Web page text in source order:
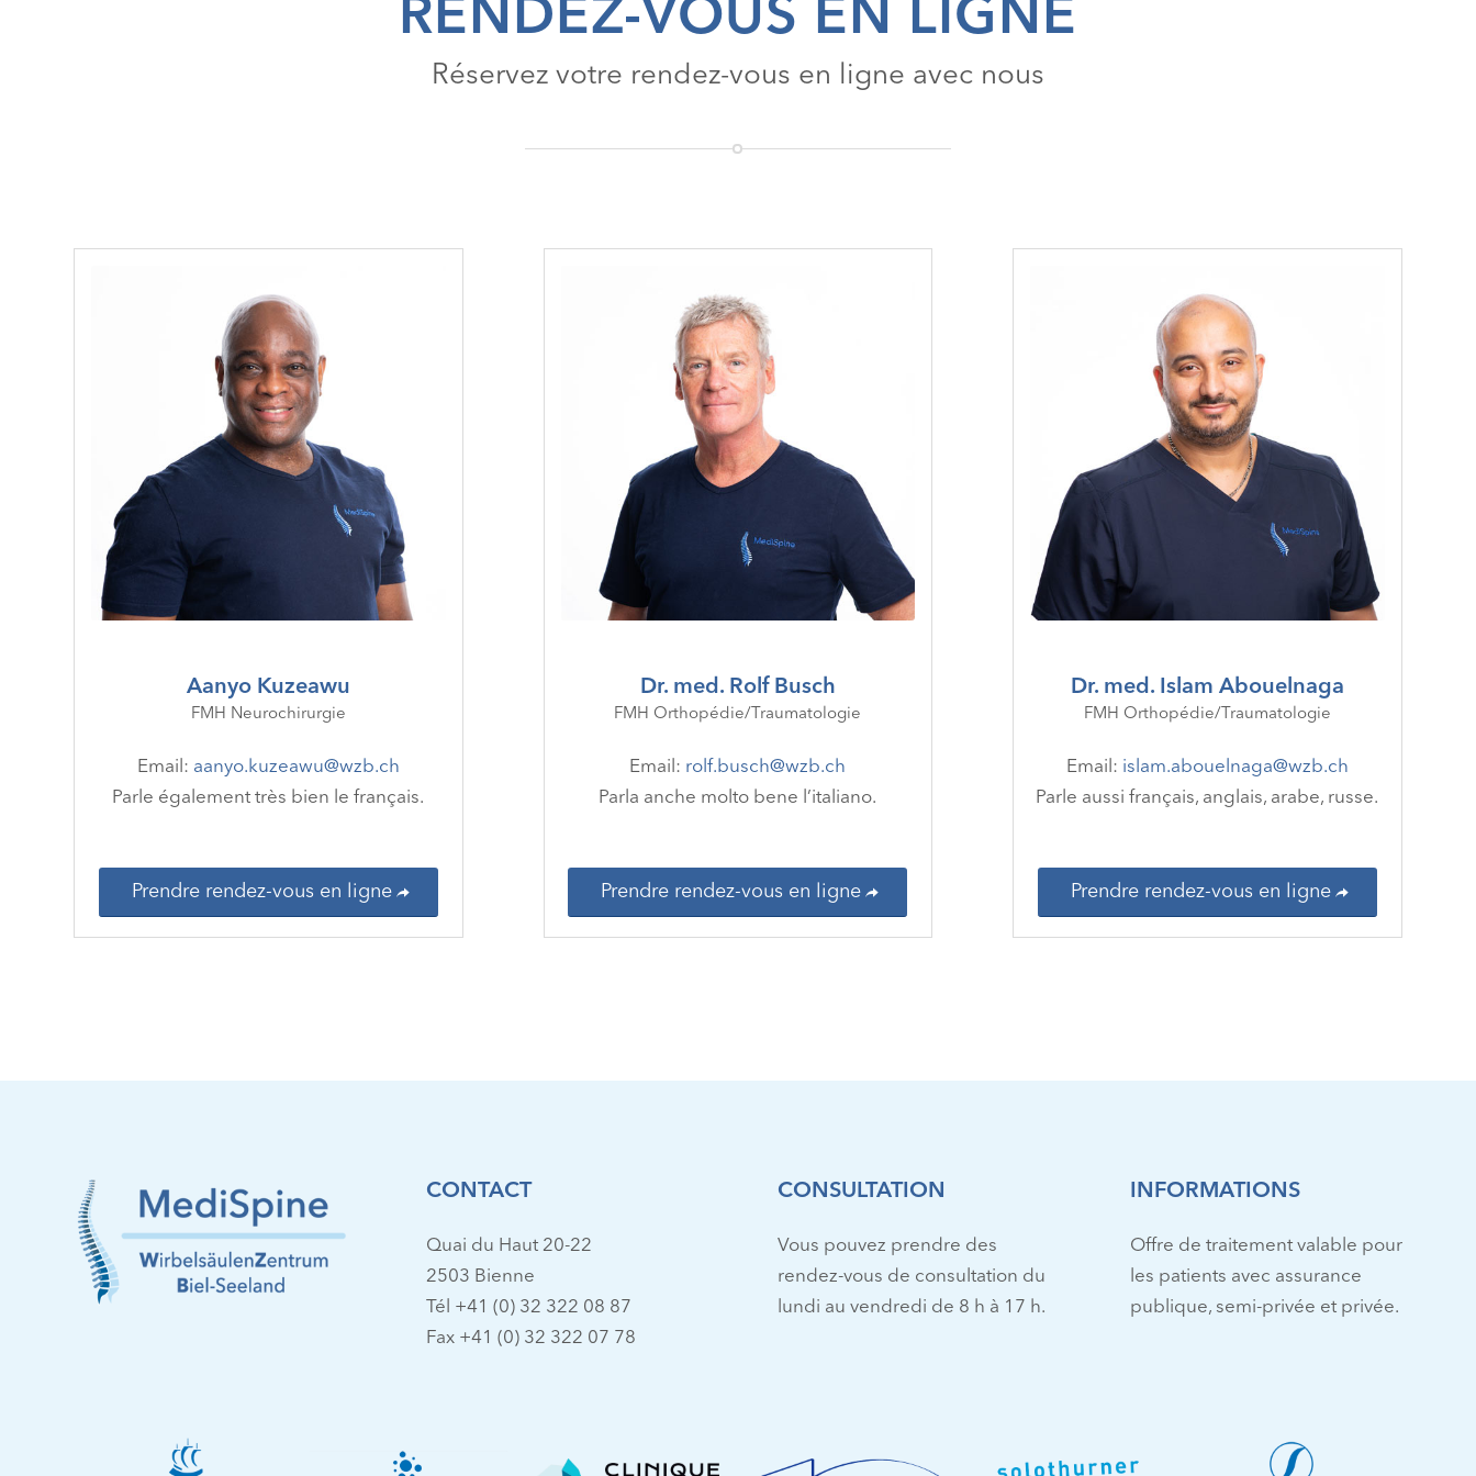
RENDEZ-VOUS EN LIGNE
Réservez votre rendez-vous en ligne avec nous
Aanyo Kuzeawu
FMH Neurochirurgie
Email: aanyo.kuzeawu@wzb.ch
Parle également très bien le français.
Prendre rendez-vous en ligne
Dr. med. Rolf Busch
FMH Orthopédie/Traumatologie
Email: rolf.busch@wzb.ch
Parla anche molto bene l’italiano.
Prendre rendez-vous en ligne
Dr. med. Islam Abouelnaga
FMH Orthopédie/Traumatologie
Email: islam.abouelnaga@wzb.ch
Parle aussi français, anglais, arabe, russe.
Prendre rendez-vous en ligne
CONTACT
Quai du Haut 20-22
2503 Bienne
Tél +41 (0) 32 322 08 87
Fax +41 (0) 32 322 07 78
CONSULTATION
Vous pouvez prendre des
rendez-vous de consultation du
lundi au vendredi de 8 h à 17 h.
INFORMATIONS
Offre de traitement valable pour
les patients avec assurance
publique, semi-privée et privée.